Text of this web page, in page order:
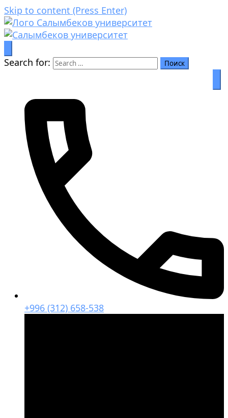
Skip to content (Press Enter)
Салымбеков университет
Билим аркылуу өркүндөө
Search for:
+996 (312) 658-538